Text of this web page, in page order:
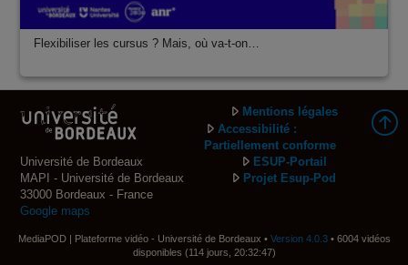
Flexibiliser les cursus ? Mais, où va-t-on…
Université de Bordeaux
MAPI - Université de Bordeaux
33000 Bordeaux - France
Google maps
Mentions légales
Accessibilité :
Partiellement conforme
ESUP-Portail
Projet Esup-Pod
MediaPOD | Plateforme vidéo - Université de Bordeaux • Version 4.0.3• 6004 vidéos
disponibles (114 jours, 20:32:47)